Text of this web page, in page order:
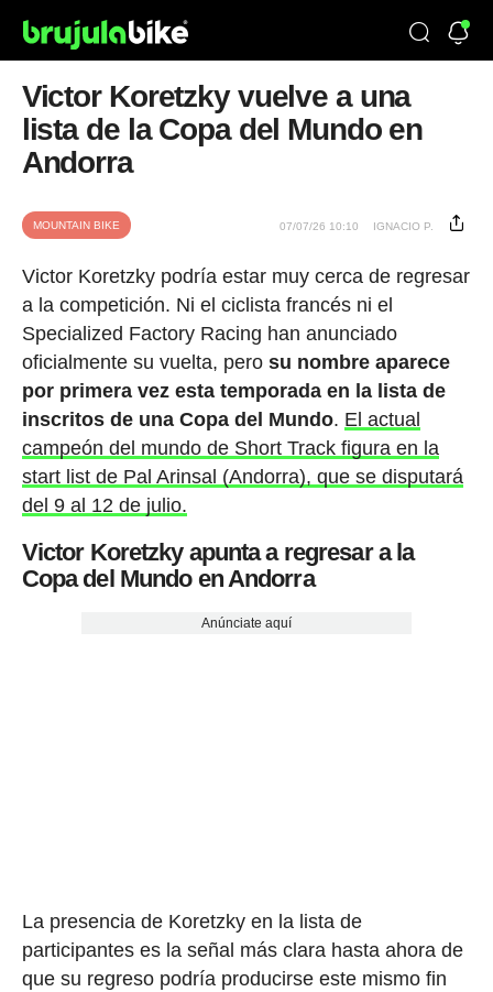
Victor Koretzky vuelve a una
lista de la Copa del Mundo en
Andorra
MOUNTAIN BIKE 07/07/26 10:10 IGNACIO P.
Victor Koretzky podría estar muy cerca de regresar
a la competición. Ni el ciclista francés ni el
Specialized Factory Racing han anunciado
oficialmente su vuelta, pero su nombre aparece
por primera vez esta temporada en la lista de
inscritos de una Copa del Mundo. El actual
campeón del mundo de Short Track figura en la
start list de Pal Arinsal (Andorra), que se disputará
del 9 al 12 de julio.
Victor Koretzky apunta a regresar a la
Copa del Mundo en Andorra
Anúnciate aquí
La presencia de Koretzky en la lista de
participantes es la señal más clara hasta ahora de
que su regreso podría producirse este mismo fin